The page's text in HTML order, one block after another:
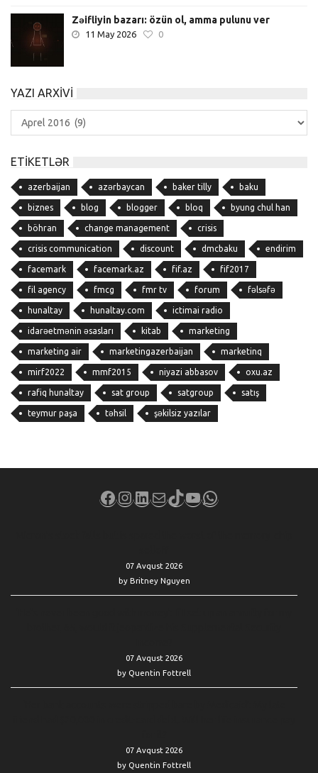
Zəifliyin bazarı: özün ol, amma pulunu ver
11 May 2026 0
YAZI ARXIVI
Yazı
Arxivi
ETIKETLƏR
azerbaijan azərbaycan baker tilly baku
biznes blog blogger bloq byung chul han
böhran change management crisis
crisis communication discount dmcbaku endirim
facemark facemark.az fif.az fif2017
fil agency fmcg fmr tv forum fəlsəfə
hunaltay hunaltay.com ictimai radio
idarəetmənin əsasları kitab marketing
marketing air marketingazerbaijan marketinq
mirf2022 mmf2015 niyazi abbasov oxu.az
rafiq hunaltay sat group satgroup satış
teymur paşa təhsil şəkilsiz yazılar
Facebook
Instagram
LinkedIn
MailTikTok
YouTube
WhatsApp
07 Avqust 2026
by Britney Nguyen
07 Avqust 2026
by Quentin Fottrell
07 Avqust 2026
by Quentin Fottrell